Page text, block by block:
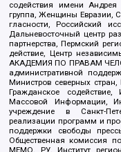
содействия имени
группа, Женщины Евразии,
гласности, Российский
Дальневосточный центр
партнерства, Пермский
действие, Центр
АКАДЕМИЯ ПО ПРАВАМ
административной
Министров северных стран,
Гражданское
Массовой Информации,
учреждение в Санкт-
реализации программ и
поддержки свободы
Общественная комиссия
МЕМО. РУ, Институт